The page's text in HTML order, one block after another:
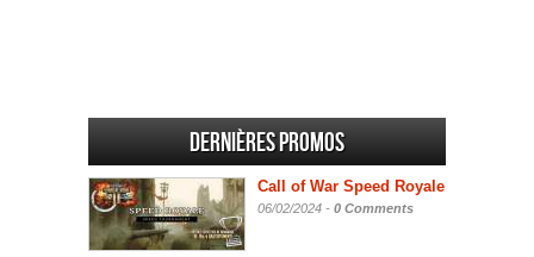
Dernières promos
Call of War Speed Royale
06/02/2024 - 0 Comments